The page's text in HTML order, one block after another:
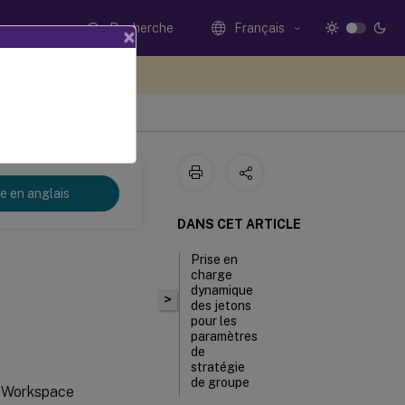
Recherche Français
en anglais
Workspace
>
DANS CET ARTICLE
Prise en
charge
dynamique
des jetons
pour les
paramètres
de
stratégie
de groupe
×